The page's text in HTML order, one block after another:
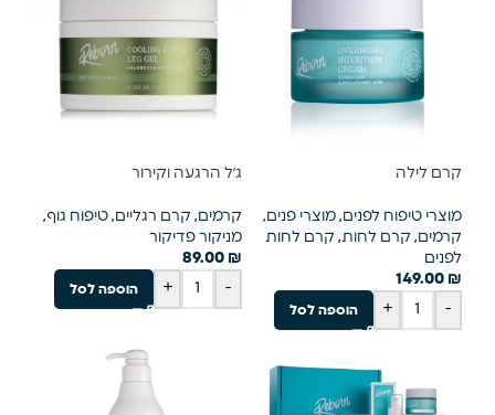
קרם לילה
מוצרי טיפוח לפנים, מוצרי פנים,
קרמים, קרם לחות, קרם לחות
לפנים
149.00 ₪
-
+ הוספה לסל
ג׳ל הרגעה וקירור
קרמים, קרם רגליים, טיפוח גוף,
מניקור פדיקור
89.00 ₪
-
+ הוספה לסל